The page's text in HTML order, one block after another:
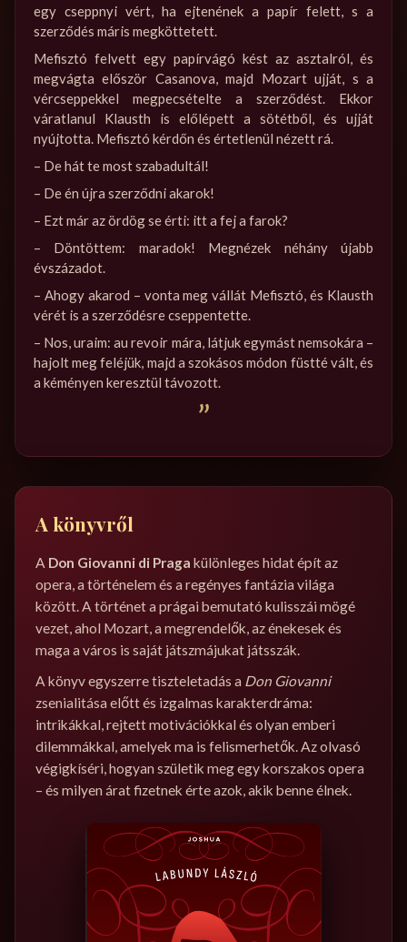
egy cseppnyi vért, ha ejtenének a papír felett, s a
szerződés máris megköttetett.
Mefisztó felvett egy papírvágó kést az asztalról, és
megvágta először Casanova, majd Mozart ujját, s a
vércseppekkel megpecsételte a szerződést. Ekkor
váratlanul Klausth is előlépett a sötétből, és ujját
nyújtotta. Mefisztó kérdőn és értetlenül nézett rá.
– De hát te most szabadultál!
– De én újra szerződni akarok!
– Ezt már az ördög se érti: itt a fej a farok?
– Döntöttem: maradok! Megnézek néhány újabb
évszázadot.
– Ahogy akarod – vonta meg vállát Mefisztó, és Klausth
vérét is a szerződésre cseppentette.
– Nos, uraim: au revoir mára, látjuk egymást nemsokára –
hajolt meg feléjük, majd a szokásos módon füstté vált, és
a kéményen keresztül távozott.
”
A könyvről
A Don Giovanni di Praga különleges hidat épít az
opera, a történelem és a regényes fantázia világa
között. A történet a prágai bemutató kulisszái mögé
vezet, ahol Mozart, a megrendelők, az énekesek és
maga a város is saját játszmájukat játsszák.
A könyv egyszerre tiszteletadás a Don Giovanni
zsenialitása előtt és izgalmas karakterdráma:
intrikákkal, rejtett motivációkkal és olyan emberi
dilemmákkal, amelyek ma is felismerhetők. Az olvasó
végigkíséri, hogyan születik meg egy korszakos opera
– és milyen árat fizetnek érte azok, akik benne élnek.